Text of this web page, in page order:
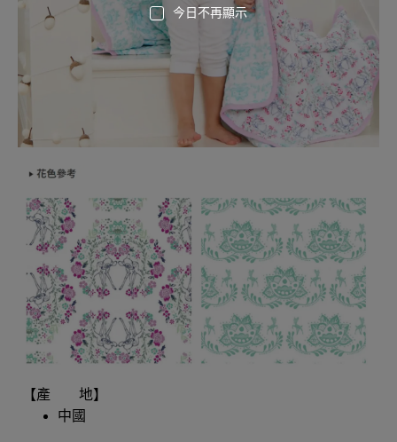
【產 地】
中國
今日不再顯示